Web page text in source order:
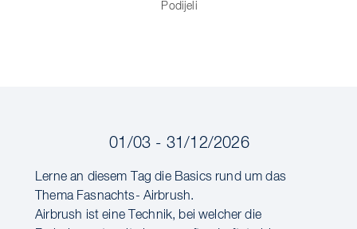
Podijeli
01/03 - 31/12/2026
Lerne an diesem Tag die Basics rund um das
Thema Fasnachts- Airbrush.
Airbrush ist eine Technik, bei welcher die